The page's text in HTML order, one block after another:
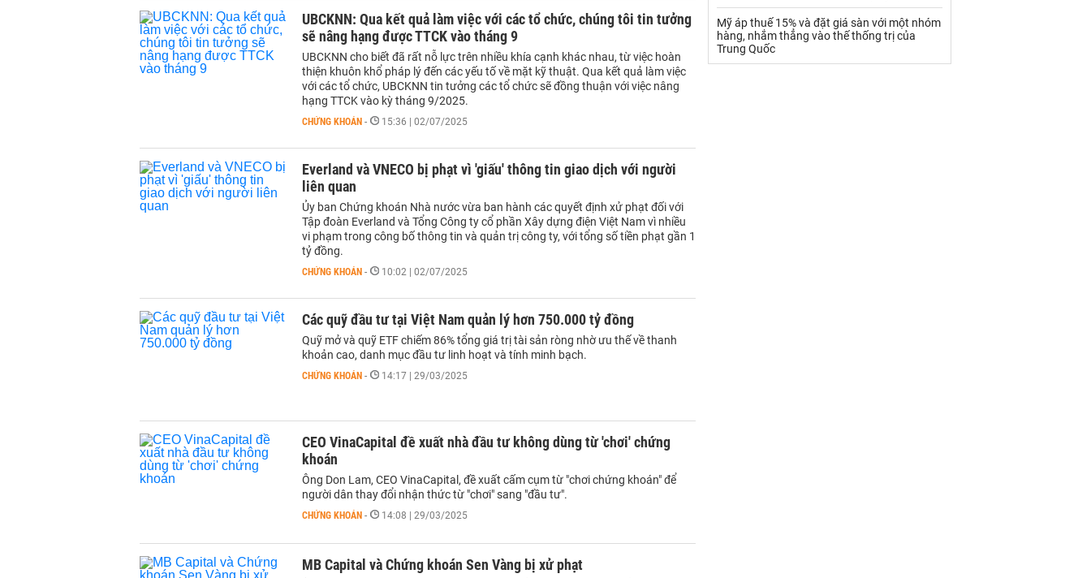
UBCKNN: Qua kết quả làm việc với các tổ chức, chúng tôi tin tưởng
sẽ nâng hạng được TTCK vào tháng 9
UBCKNN cho biết đã rất nỗ lực trên nhiều khía cạnh khác nhau, từ việc hoàn
thiện khuôn khổ pháp lý đến các yếu tố về mặt kỹ thuật. Qua kết quả làm việc
với các tổ chức, UBCKNN tin tưởng các tổ chức sẽ đồng thuận với việc nâng
hạng TTCK vào kỳ tháng 9/2025.
CHỨNG KHOÁN - 15:36 | 02/07/2025
Everland và VNECO bị phạt vì 'giấu' thông tin giao dịch với người
liên quan
Ủy ban Chứng khoán Nhà nước vừa ban hành các quyết định xử phạt đối với
Tập đoàn Everland và Tổng Công ty cổ phần Xây dựng điện Việt Nam vì nhiều
vi phạm trong công bố thông tin và quản trị công ty, với tổng số tiền phạt gần 1
tỷ đồng.
CHỨNG KHOÁN - 10:02 | 02/07/2025
Các quỹ đầu tư tại Việt Nam quản lý hơn 750.000 tỷ đồng
Quỹ mở và quỹ ETF chiếm 86% tổng giá trị tài sản ròng nhờ ưu thế về thanh
khoản cao, danh mục đầu tư linh hoạt và tính minh bạch.
CHỨNG KHOÁN - 14:17 | 29/03/2025
CEO VinaCapital đề xuất nhà đầu tư không dùng từ 'chơi' chứng
khoán
Ông Don Lam, CEO VinaCapital, đề xuất cấm cụm từ "chơi chứng khoán" để
người dân thay đổi nhận thức từ "chơi" sang "đầu tư".
CHỨNG KHOÁN - 14:08 | 29/03/2025
MB Capital và Chứng khoán Sen Vàng bị xử phạt
Mỹ áp thuế 15% và đặt giá sàn với một nhóm
hàng, nhắm thẳng vào thế thống trị của
Trung Quốc